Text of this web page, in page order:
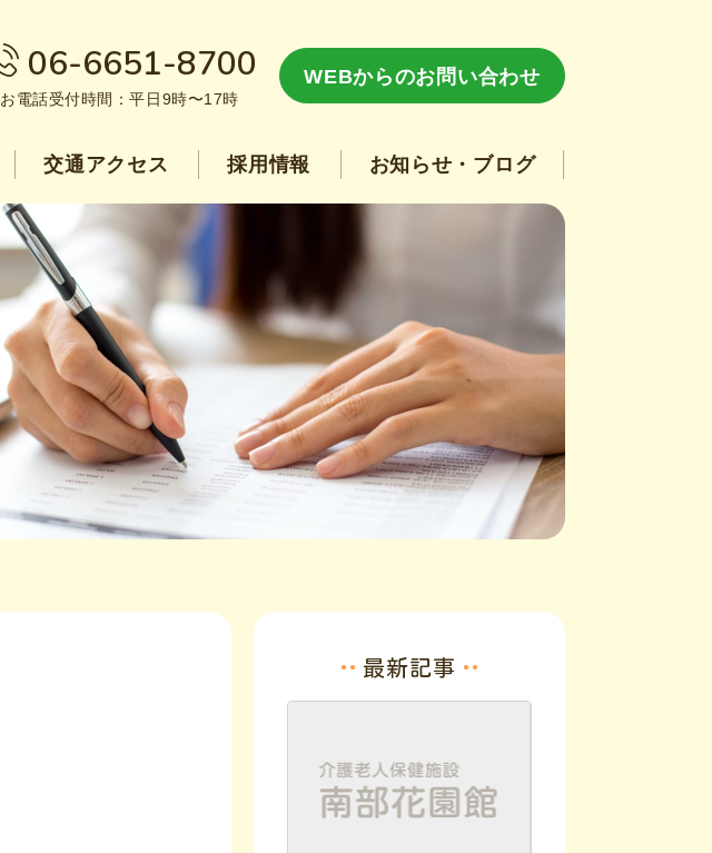
06-6651-8700
お電話受付時間：平日9時〜17時
WEBからのお問い合わせ
交通アクセス 採用情報 お知らせ・ブログ
最新記事